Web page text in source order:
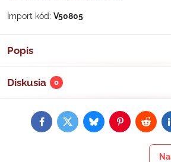
Import kód: V50805
Popis
Diskusia 0
FacebookTwitterBlueskyPinterestReddit